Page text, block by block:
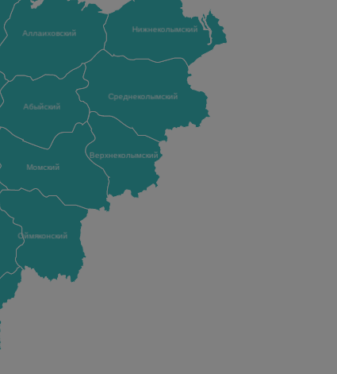
Оймяконский
Момский
Верхнеколымский
Абыйский
Среднеколымский
Нижнеколымский
Аллаиховский